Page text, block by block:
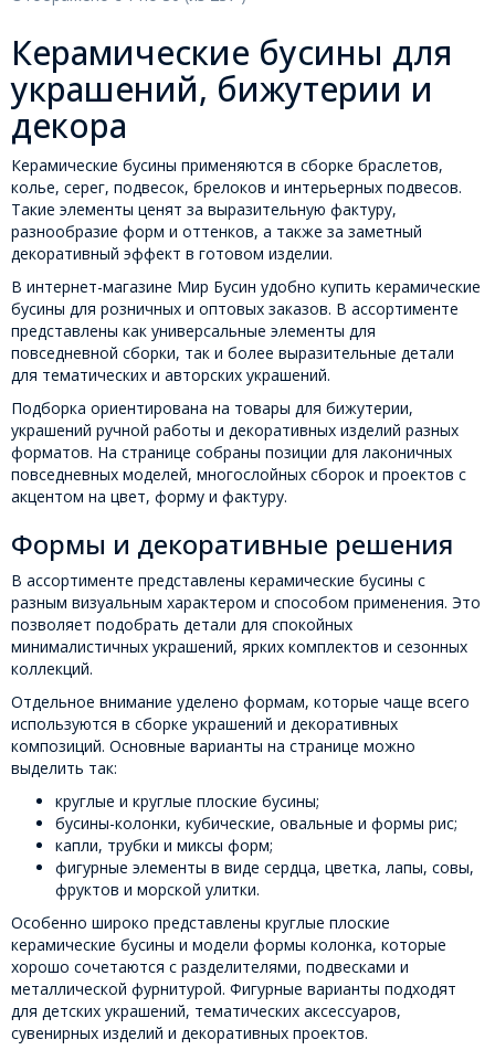
Керамические бусины для
украшений, бижутерии и
декора
Керамические бусины применяются в сборке браслетов,
колье, серег, подвесок, брелоков и интерьерных подвесов.
Такие элементы ценят за выразительную фактуру,
разнообразие форм и оттенков, а также за заметный
декоративный эффект в готовом изделии.
В интернет-магазине Мир Бусин удобно купить керамические
бусины для розничных и оптовых заказов. В ассортименте
представлены как универсальные элементы для
повседневной сборки, так и более выразительные детали
для тематических и авторских украшений.
Подборка ориентирована на товары для бижутерии,
украшений ручной работы и декоративных изделий разных
форматов. На странице собраны позиции для лаконичных
повседневных моделей, многослойных сборок и проектов с
акцентом на цвет, форму и фактуру.
Формы и декоративные решения
В ассортименте представлены керамические бусины с
разным визуальным характером и способом применения. Это
позволяет подобрать детали для спокойных
минималистичных украшений, ярких комплектов и сезонных
коллекций.
Отдельное внимание уделено формам, которые чаще всего
используются в сборке украшений и декоративных
композиций. Основные варианты на странице можно
выделить так:
круглые и круглые плоские бусины;
бусины-колонки, кубические, овальные и формы рис;
капли, трубки и миксы форм;
фигурные элементы в виде сердца, цветка, лапы, совы,
фруктов и морской улитки.
Особенно широко представлены круглые плоские
керамические бусины и модели формы колонка, которые
хорошо сочетаются с разделителями, подвесками и
металлической фурнитурой. Фигурные варианты подходят
для детских украшений, тематических аксессуаров,
сувенирных изделий и декоративных проектов.